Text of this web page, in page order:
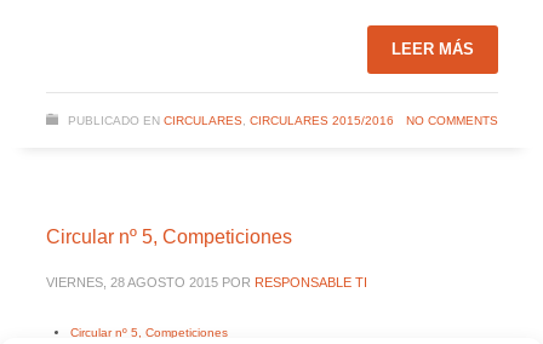
LEER MÁS
PUBLICADO EN CIRCULARES, CIRCULARES 2015/2016 NO COMMENTS
Circular nº 5, Competiciones
VIERNES, 28 AGOSTO 2015 POR RESPONSABLE TI
Circular nº 5, Competiciones